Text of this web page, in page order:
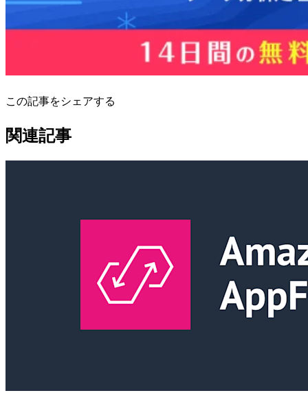
この記事をシェアする
関連記事